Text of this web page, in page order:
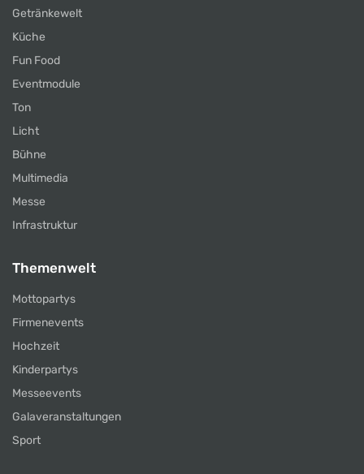
Getränkewelt
Küche
Fun Food
Eventmodule
Ton
Licht
Bühne
Multimedia
Messe
Infrastruktur
Themenwelt
Mottopartys
Firmenevents
Hochzeit
Kinderpartys
Messeevents
Galaveranstaltungen
Sport